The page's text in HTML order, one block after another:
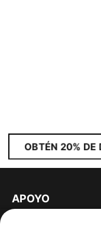
OBTÉN 20% DE
APOYO